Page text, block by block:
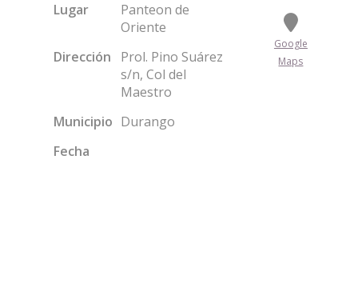
Lugar
Panteon de
Oriente
Dirección
Prol. Pino Suárez
s/n, Col del
Maestro
Municipio Durango
Fecha
Google
Maps